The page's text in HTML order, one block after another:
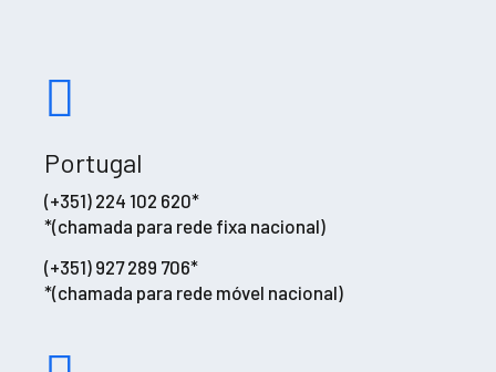
Portugal
(+351) 224 102 620*
*(chamada para rede fixa nacional)
(+351) 927 289 706*
*(chamada para rede móvel nacional)